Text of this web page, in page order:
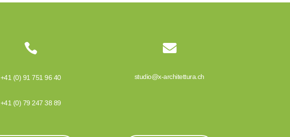

+41 (0) 91 751 96 40
+41 (0) 79 247 38 89

studio@x-architettura.ch